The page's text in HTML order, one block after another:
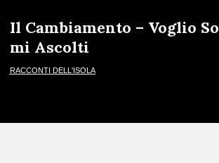
Il Cambiamento – Voglio
mi Ascolti
RACCONTI DELL'ISOLA